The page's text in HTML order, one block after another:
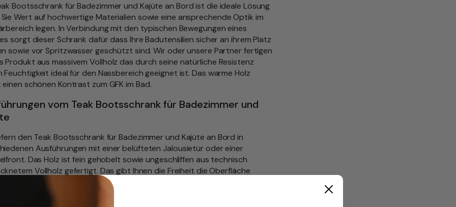
Bootsschrank für Badezimmer und Kajüte an Bord ist die ideale Lösung
Wert auf hochwertige Materialien sowie eine ansprechende Optik im
legen. In Verbindung mit den typischen Bewegungen eines
sorgt dieser Schrank dafür dass Ihre Badutensilien sicher an ihrem Platz
sowie vor Spritzwasser geschützt sind. Wir oder unsere Partner fertigen
Produkt aus massivem Vollholz das durch seine natürliche Resistenz
Feuchtigkeit ideal für den Nassbereich geeignet ist. Das warme Holz
schönen Kontrast zum GFK im Bad.
vom Teak Bootsschrank für Badezimmer und
den Teak Bootsschrank für Badezimmer und Kajüte an Bord in
Ausführungen mit einer belüfteten Jalousietür oder einer
Das Holz ist fein gehobelt sowie ungeschliffen aus technisch
Vollholz gefertigt. Das gibt Ihnen die Freiheit die Oberfläche
zu Ihren restlichen Möbeln zu behandeln. Teak ist sehr robust sowie
den täglichen Gebrauch über viele Jahre problemlos. Die Details im